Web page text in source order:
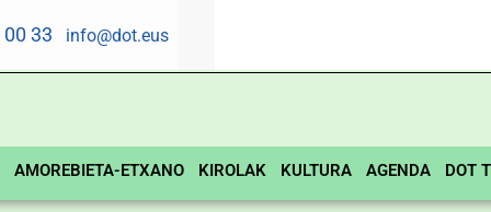
00 33 info@dot.eus
AMOREBIETA-ETXANO KIROLAK KULTURA AGENDA DOT